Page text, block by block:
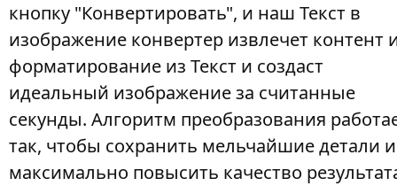
кнопку "Конвертировать", и наш Текст в
изображение конвертер извлечет контент
форматирование из Текст и создаст
идеальный изображение за считанные
секунды. Алгоритм преобразования
так, чтобы сохранить мельчайшие детали и
максимально повысить качество